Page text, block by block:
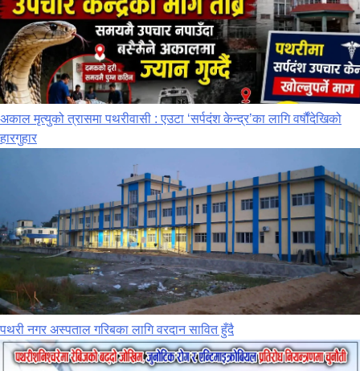
अकाल मृत्युको त्रासमा पथरीवासी : एउटा ‘सर्पदंश केन्द्र’का लागि वर्षौंदेखिको
हारगुहार
पथरी नगर अस्पताल गरिबका लागि वरदान सावित हुँदै